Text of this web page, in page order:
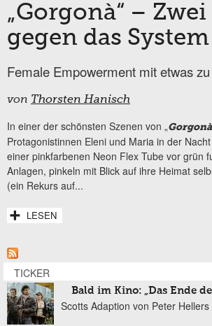
„Gorgonà“ –
gegen das System
Female Empowerment mit etwas
von Thorsten Hanisch
In einer der schönsten Szenen von „Gorgonà
Protagonistinnen Eleni und Maria in der
einer pinkfarbenen Neon Flex Tube vor grün
Anlagen, pinkeln mit Blick auf ihre Heimat
(ein Rekurs auf...
LESEN
TICKER
Bald im Kino: „Das Ende
Scotts Adaption von Peter Hellers